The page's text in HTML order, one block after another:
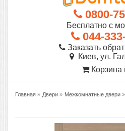
0800-
Бесплатно с
044-
Заказать
Киев, ул.
Корзина
Главная » Двери » Межкомнатные двери »